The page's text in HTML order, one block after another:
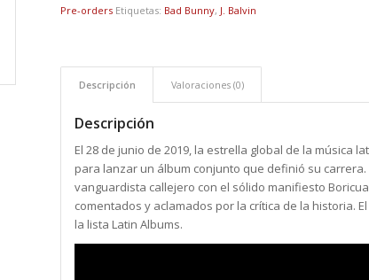
Pre-orders Etiquetas: Bad Bunny, J. Balvin
Descripción Valoraciones (0)
Descripción
El 28 de junio de 2019, la estrella global de la música
para lanzar un álbum conjunto que definió su
vanguardista callejero con el sólido manifiesto
comentados y aclamados por la crítica de la historia.
la lista Latin Albums.